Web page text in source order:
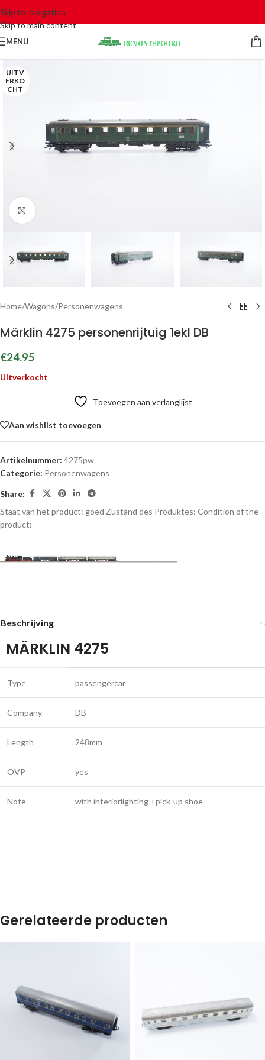
Skip to navigation
Skip to main content
MENU
UITV
ERKO
CHT
Home/Wagons/Personenwagens
Märklin 4275 personenrijtuig 1ekl DB
€24.95
Uitverkocht
Toevoegen aan verlanglijst
Aan wishlist toevoegen
Artikelnummer: 4275pw
Categorie: Personenwagens
Share:
Staat van het product: goed Zustand des Produktes: Condition of the
product:
Beschrijving
MÄRKLIN 4275
Type passengercar
Company DB
Length 248mm
OVP yes
Note with interiorlighting +pick-up shoe
Gerelateerde producten